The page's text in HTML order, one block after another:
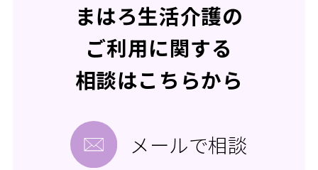
まはろ生活介護の
ご利用に関する
相談はこちらから
メールで相談